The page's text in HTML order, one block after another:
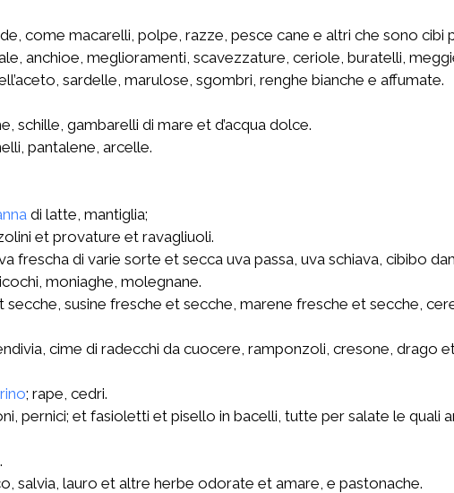
come macarelli, polpe, razze, pesce cane e altri che sono cibi
anchioe, meglioramenti, scavezzature, ceriole, buratelli,
sardelle, marulose, sgombri, renghe bianche e affumate.
schille, gambarelli di mare et d’acqua dolce.
pantalene, arcelle.
di latte, mantiglia;
et provature et ravagliuoli.
frescha di varie sorte et secca uva passa, uva schiava, cibibo
moniaghe, molegnane.
susine fresche et secche, marene fresche et secche,
cime di radecchi da cuocere, ramponzoli, cresone, drago
; rape, cedri.
pernici; et fasioletti et pisello in bacelli, tutte per salate le quali
salvia, lauro et altre herbe odorate et amare, e pastonache.